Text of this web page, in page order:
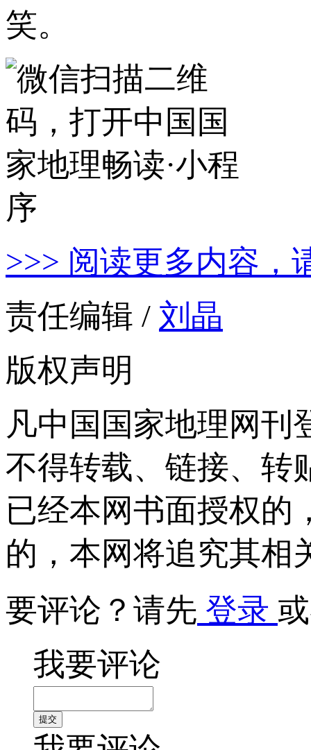
笑。
>>> 阅读更多内容，
责任编辑 / 刘晶
版权声明
凡中国国家地理网刊
不得转载、链接、转
已经本网书面授权的
的，本网将追究其相
要评论？请先 登录
我要评论